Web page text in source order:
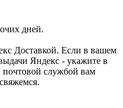
дней.
Доставкой. Если в вашем
Яндекс - укажите в
почтовой службой вам